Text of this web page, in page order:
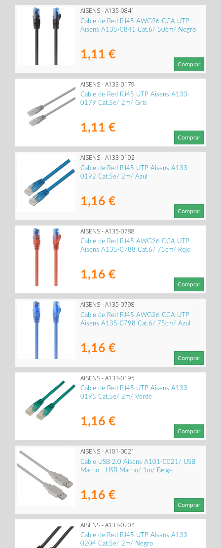
AISENS - A135-0841
Cable de Red RJ45 AWG26 CCA UTP
Aisens A135-0841 Cat.6/ 50cm/ Negro
1,11 €
Comprar
AISENS - A133-0179
Cable de Red RJ45 UTP Aisens A133-
0179 Cat.5e/ 2m/ Gris
1,11 €
Comprar
AISENS - A133-0192
Cable de Red RJ45 UTP Aisens A133-
0192 Cat.5e/ 2m/ Azul
1,16 €
Comprar
AISENS - A135-0788
Cable de Red RJ45 AWG26 CCA UTP
Aisens A135-0788 Cat.6/ 75cm/ Rojo
1,16 €
Comprar
AISENS - A135-0798
Cable de Red RJ45 AWG26 CCA UTP
Aisens A135-0798 Cat.6/ 75cm/ Azul
1,16 €
Comprar
AISENS - A133-0195
Cable de Red RJ45 UTP Aisens A133-
0195 Cat.5e/ 2m/ Verde
1,16 €
Comprar
AISENS - A101-0021
Cable USB 2.0 Aisens A101-0021/ USB
Macho - USB Macho/ 1m/ Beige
1,16 €
Comprar
AISENS - A133-0204
Cable de Red RJ45 UTP Aisens A133-
0204 Cat.5e/ 2m/ Negro